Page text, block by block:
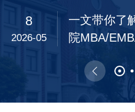
8
2026-05
一文带你了
院MBA/
等）
22
2026-07
实力出圈的
链路，揭秘
实践项目
14
2026-07
上财商学院
能整合实践